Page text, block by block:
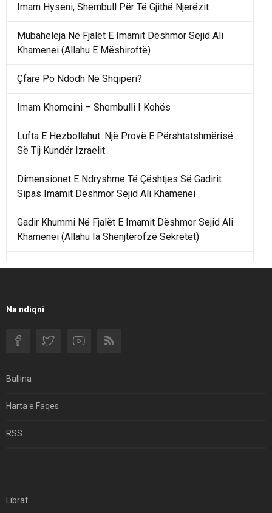
Imam Hyseni, Shembull Për Të Gjithë Njerëzit
Mubaheleja Në Fjalët E Imamit Dëshmor Sejid Ali
Khamenei (Allahu E Mëshiroftë)
Çfarë Po Ndodh Në Shqipëri?
Imam Khomeini – Shembulli I Kohës
Lufta E Hezbollahut: Një Provë E Përshtatshmërisë
Së Tij Kundër Izraelit
Dimensionet E Ndryshme Të Çështjes Së Gadirit
Sipas Imamit Dëshmor Sejid Ali Khamenei
Gadir Khummi Në Fjalët E Imamit Dëshmor Sejid Ali
Khamenei (Allahu Ia Shenjtërofzë Sekretet)
Filmi I Shkurtër Iranian “Pasta Alfredo” Ka Udhëtuar
Na ndiqni
Ballina
Harta e Faqes
RSS
Librat